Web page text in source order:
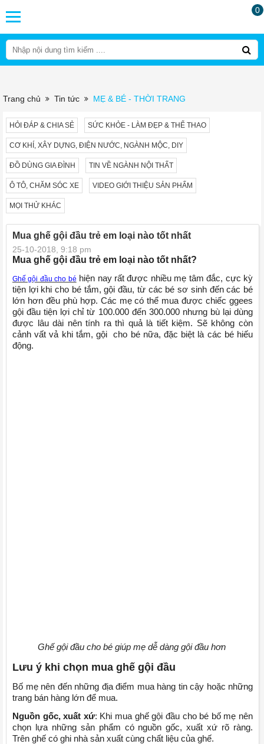
0
Trang chủ Tin tức MẸ & BÉ - THỜI TRANG
HỎI ĐÁP & CHIA SẺ SỨC KHỎE - LÀM ĐẸP & THỂ THAO
CƠ KHÍ, XÂY DỰNG, ĐIỆN NƯỚC, NGÀNH MỘC, DIY
ĐỒ DÙNG GIA ĐÌNH TIN VỀ NGÀNH NỘI THẤT
Ô TÔ, CHĂM SÓC XE VIDEO GIỚI THIỆU SẢN PHẨM
MỌI THỬ KHÁC
Mua ghế gội đầu trẻ em loại nào tốt nhất
25-10-2018, 9:18 pm
Mua ghế gội đầu trẻ em loại nào tốt nhất?
Ghế gội đầu cho bé hiện nay rất được nhiều mẹ tâm đắc, cực kỳ
tiện lợi khi cho bé tắm, gội đầu, từ các bé sơ sinh đến các bé
lớn hơn đều phù hợp. Các mẹ có thể mua được chiếc ggees
gội đầu tiện lợi chỉ từ 100.000 đến 300.000 nhưng bù lại dùng
được lâu dài nên tính ra thì quả là tiết kiệm. Sẽ không còn
cảnh vất vả khi tắm, gội cho bé nữa, đặc biệt là các bé hiếu
động.
Ghế gội đầu cho bé giúp mẹ dễ dàng gội đầu hơn
Lưu ý khi chọn mua ghế gội đầu
Bố mẹ nên đến những địa điểm mua hàng tin cậy hoặc những
trang bán hàng lớn để mua.
Nguồn gốc, xuất xứ: Khi mua ghế gội đầu cho bé bố mẹ nên
chọn lựa những sản phẩm có nguồn gốc, xuất xứ rõ ràng.
Trên ghế có ghi nhà sản xuất cùng chất liệu của ghế.